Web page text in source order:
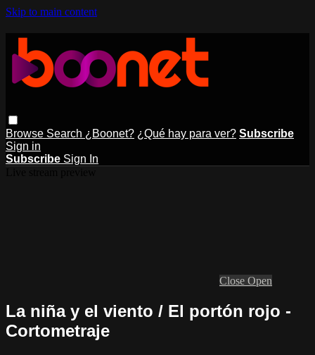
Skip to main content
Browse Search ¿Boonet? ¿Qué hay para ver? Subscribe
Sign in
Subscribe Sign In
Close Open
La niña y el viento / El portón rojo -
Cortometraje